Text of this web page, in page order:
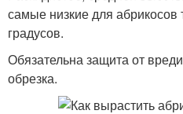
самые низкие для
градусов.
Обязательна защита от
обрезка.